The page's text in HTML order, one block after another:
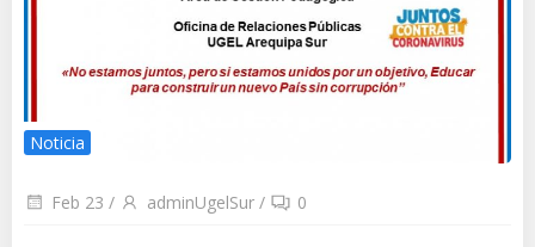
Noticia
Feb 23 / adminUgelSur / 0